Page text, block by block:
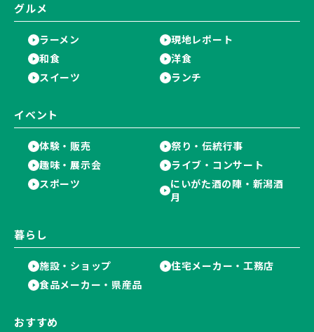
グルメ
ラーメン
現地レポート
和食
洋食
スイーツ
ランチ
イベント
体験・販売
祭り・伝統行事
趣味・展示会
ライブ・コンサート
スポーツ
にいがた酒の陣・新潟酒
月
暮らし
施設・ショップ
住宅メーカー・工務店
食品メーカー・県産品
おすすめ